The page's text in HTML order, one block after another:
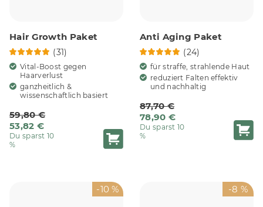
Hair Growth Paket
(31)
Vital-Boost gegen
Haarverlust
ganzheitlich &
wissenschaftlich basiert
59,80 €
53,82 €
Du sparst 10
%
Anti Aging Paket
(24)
für straffe, strahlende Haut
reduziert Falten effektiv
und nachhaltig
87,70 €
78,90 €
Du sparst 10
%
-10 % -8 %